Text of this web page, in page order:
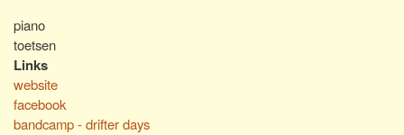
piano
toetsen
Links
website
facebook
bandcamp - drifter days